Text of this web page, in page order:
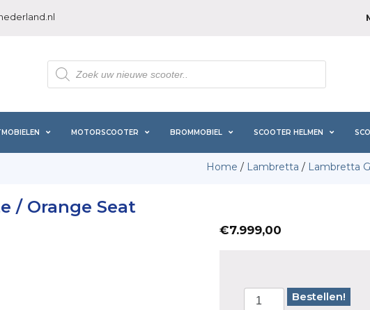
Producten
zoeken
MOTORSCOOTER BROMMOBIEL SCOOTER HELMEN
Home / Lambretta / Lambretta
/ Orange Seat
€7.999,00
Bestellen!